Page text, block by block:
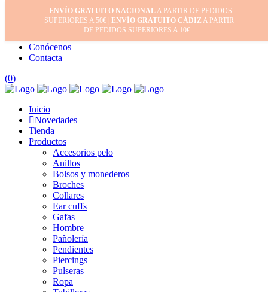
Inicio
Mi cuenta
Conócenos
Contacta
(0)
Inicio
Novedades
Tienda
Productos
Accesorios pelo
Anillos
Bolsos y monederos
Broches
Collares
Ear cuffs
Gafas
Hombre
Pañolería
Pendientes
Piercings
Pulseras
Ropa
ENVÍO GRATUITO NACIONALA PARTIR DE PEDIDOS
SUPERIORES A 50€ | ENVÍO GRATUITO CÁDIZA PARTIR
DE PEDIDOS SUPERIORES A 10€